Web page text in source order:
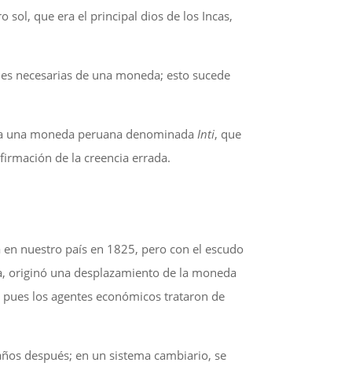
sol, que era el principal dios de los Incas,
necesarias de una moneda; esto sucede
una moneda peruana denominadaInti, que
de la creencia errada.
nuestro país en 1825, pero con el escudo
una desplazamiento de la moneda
los agentes económicos trataron de
después; en un sistema cambiario, se